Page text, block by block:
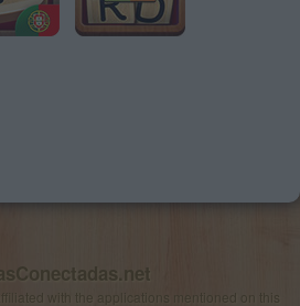
with the applications mentioned on this